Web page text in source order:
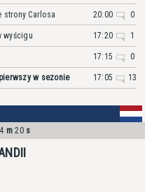
strony Carlosa 20:00 0
wyścigu 17:20 1
17:15 0
w sezonie 17:05 13
m 20 s